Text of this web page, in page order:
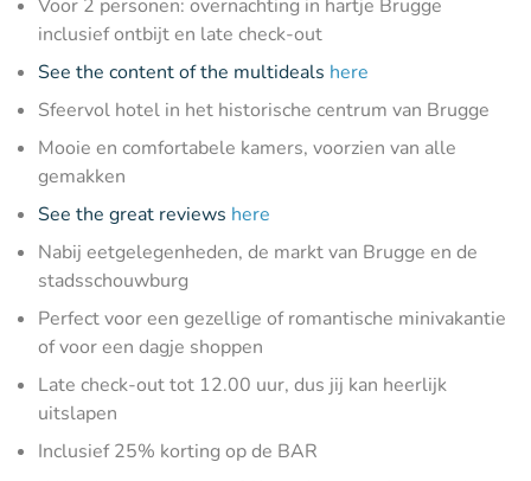
Voor 2 personen: overnachting in hartje Brugge
inclusief ontbijt en late check-out
See the content of the multideals here
Sfeervol hotel in het historische centrum van Brugge
Mooie en comfortabele kamers, voorzien van alle
gemakken
See the great reviews here
Nabij eetgelegenheden, de markt van Brugge en de
stadsschouwburg
Perfect voor een gezellige of romantische minivakantie
of voor een dagje shoppen
Late check-out tot 12.00 uur, dus jij kan heerlijk
uitslapen
Inclusief 25% korting op de BAR